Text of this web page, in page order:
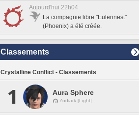
Aujourd'hui 22h04
La compagnie libre "Eulennest"
(Phoenix) a été créée.
Classements
Crystalline Conflict - Classements
1 Aura Sphere
Zodiark [Light]